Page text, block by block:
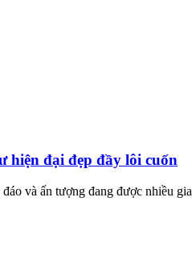
hiện đại đẹp đầy lôi cuốn
và ấn tượng đang được nhiều